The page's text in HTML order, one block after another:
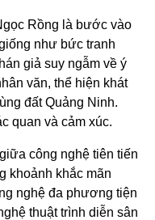
Rồng là bước vào
như bức tranh
giả suy ngẫm về ý
văn, thể hiện khát
đất Quảng Ninh.
quan và cảm xúc.
công nghệ tiên tiến
khoảnh khắc mãn
nghệ đa phương tiện
thuật trình diễn sân